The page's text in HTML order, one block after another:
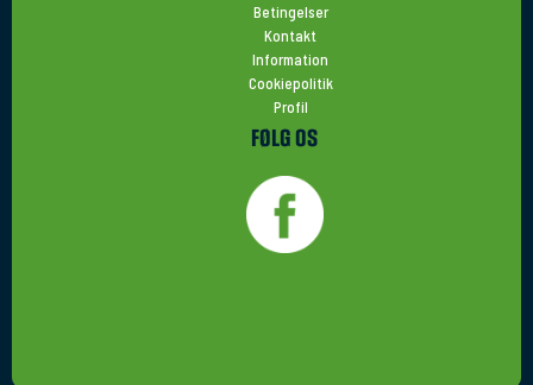
Betingelser
Kontakt
Information
Cookiepolitik
Profil
FØLG OS